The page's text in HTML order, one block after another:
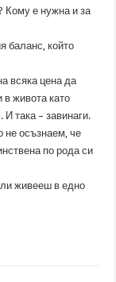
Кому е нужна и за
баланс, който
всяка цена да
в живота като
така – завинаги.
не осъзнаем, че
по рода си
живееш в едно